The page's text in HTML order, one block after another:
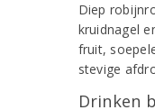
Diep
kruidnagel
fruit,
stevige
Drinken